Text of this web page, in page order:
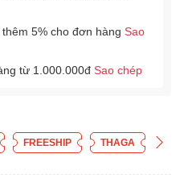
5% cho đơn hàng Sao
từ 1.000.000đ Sao chép
FREESHIP THAGA